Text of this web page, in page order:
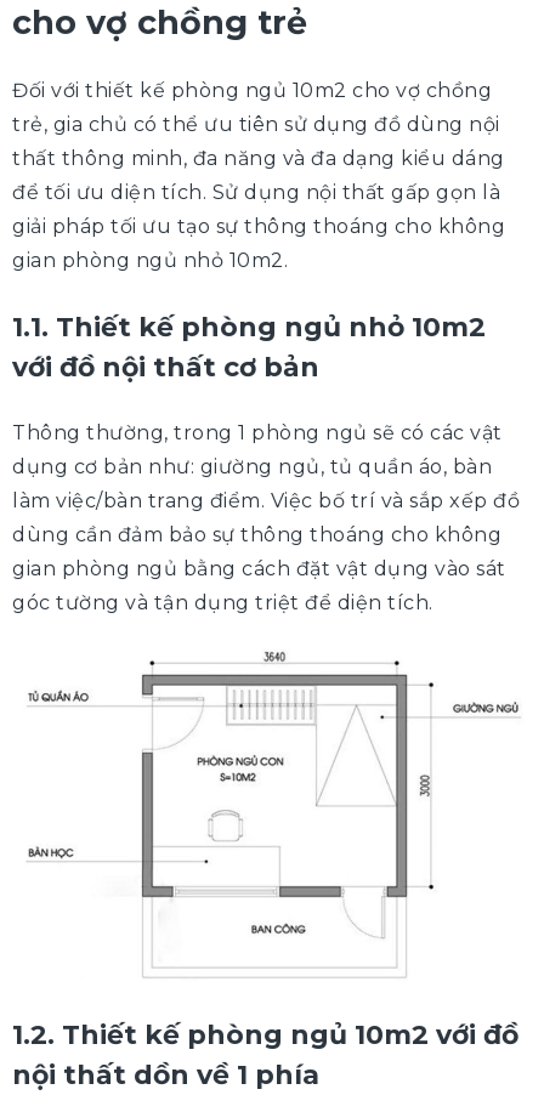
cho vợ chồng trẻ
Đối với thiết kế phòng ngủ 10m2 cho vợ chồng
trẻ, gia chủ có thể ưu tiên sử dụng đồ dùng nội
thất thông minh, đa năng và đa dạng kiểu dáng
để tối ưu diện tích. Sử dụng nội thất gấp gọn là
giải pháp tối ưu tạo sự thông thoáng cho không
gian phòng ngủ nhỏ 10m2.
1.1. Thiết kế phòng ngủ nhỏ 10m2
với đồ nội thất cơ bản
Thông thường, trong 1 phòng ngủ sẽ có các vật
dụng cơ bản như: giường ngủ, tủ quần áo, bàn
làm việc/bàn trang điểm. Việc bố trí và sắp xếp đồ
dùng cần đảm bảo sự thông thoáng cho không
gian phòng ngủ bằng cách đặt vật dụng vào sát
góc tường và tận dụng triệt để diện tích.
1.2. Thiết kế phòng ngủ 10m2 với đồ
nội thất dồn về 1 phía